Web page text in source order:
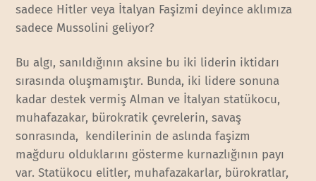
sadece Hitler veya İtalyan Faşizmi deyince aklımıza
sadece Mussolini geliyor?
Bu algı, sanıldığının aksine bu iki liderin iktidarı
sırasında oluşmamıştır. Bunda, iki lidere sonuna
kadar destek vermiş Alman ve İtalyan statükocu,
muhafazakar, bürokratik çevrelerin, savaş
sonrasında, kendilerinin de aslında faşizm
mağduru olduklarını gösterme kurnazlığının payı
var. Statükocu elitler, muhafazakarlar, bürokratlar,